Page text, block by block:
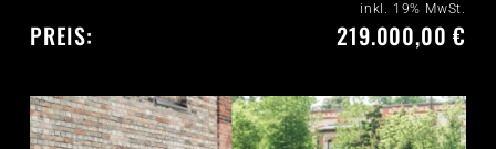
PREIS:
inkl. 19% MwSt.
219.000,00 €